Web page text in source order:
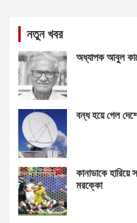
নতুন খবর
অধ্যাপক আবুল
বন্ধ হয়ে গেল
কানাডাকে হারিয়ে
মরক্কো